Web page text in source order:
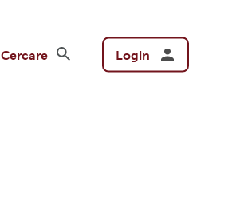
Cercare Login